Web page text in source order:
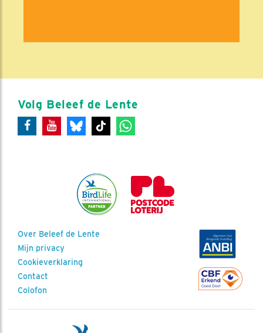
Volg Beleef de Lente
Over Beleef de Lente
Mijn privacy
Cookieverklaring
Contact
Colofon